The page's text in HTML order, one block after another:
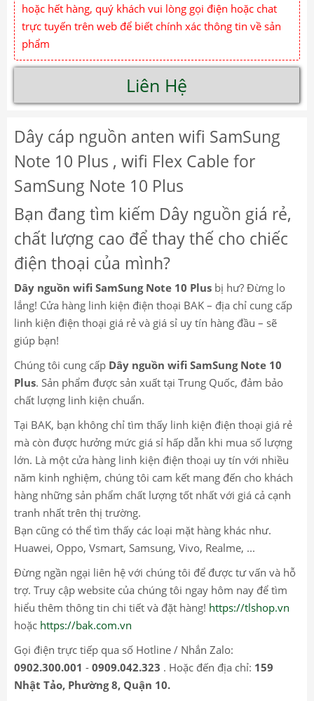
hoặc hết hàng, quý khách vui lòng gọi điện hoặc chat
trực tuyến trên web để biết chính xác thông tin về sản
phẩm
Liên Hệ
Dây cáp nguồn anten wifi SamSung
Note 10 Plus , wifi Flex Cable for
SamSung Note 10 Plus
Bạn đang tìm kiếm Dây nguồn giá rẻ,
chất lượng cao để thay thế cho chiếc
điện thoại của mình?
Dây nguồn wifi SamSung Note 10 Plus bị hư? Đừng lo
lắng! Cửa hàng linh kiện điện thoại BAK – địa chỉ cung cấp
linh kiện điện thoại giá rẻ và giá sỉ uy tín hàng đầu – sẽ
giúp bạn!
Chúng tôi cung cấp Dây nguồn wifi SamSung Note 10
Plus. Sản phẩm được sản xuất tại Trung Quốc, đảm bảo
chất lượng linh kiện chuẩn.
Tại BAK, bạn không chỉ tìm thấy linh kiện điện thoại giá rẻ
mà còn được hưởng mức giá sỉ hấp dẫn khi mua số lượng
lớn. Là một cửa hàng linh kiện điện thoại uy tín với nhiều
năm kinh nghiệm, chúng tôi cam kết mang đến cho khách
hàng những sản phẩm chất lượng tốt nhất với giá cả cạnh
tranh nhất trên thị trường.
Bạn cũng có thể tìm thấy các loại mặt hàng khác như.
Huawei, Oppo, Vsmart, Samsung, Vivo, Realme, ...
Đừng ngần ngại liên hệ với chúng tôi để được tư vấn và hỗ
trợ. Truy cập website của chúng tôi ngay hôm nay để tìm
hiểu thêm thông tin chi tiết và đặt hàng! https://tlshop.vn
hoặc https://bak.com.vn
Gọi điện trực tiếp qua số Hotline / Nhắn Zalo:
0902.300.001 - 0909.042.323 . Hoặc đến địa chỉ: 159
Nhật Tảo, Phường 8, Quận 10.